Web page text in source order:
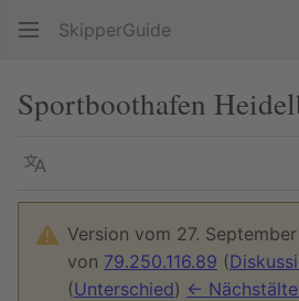
SkipperGuide
Sportboothafen
Sprache
Version vom 27.
von 79.250.116.89 (
(Unterschied) ←